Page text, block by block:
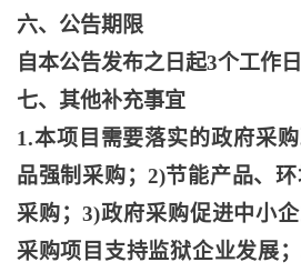
六、公告期限
自本公告发布之日起3个工作日
七、其他补充事宜
1.本项目需要落实的政府采
品强制采购；2)节能产品、
采购；3)政府采购促进中小
采购项目支持监狱企业发展